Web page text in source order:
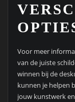
Voor meer
van de juiste
winnen bij de
kunnen je helpen
jouw kunstwerk